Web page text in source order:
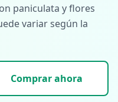
paniculata y flores
variar según la
Comprar ahora